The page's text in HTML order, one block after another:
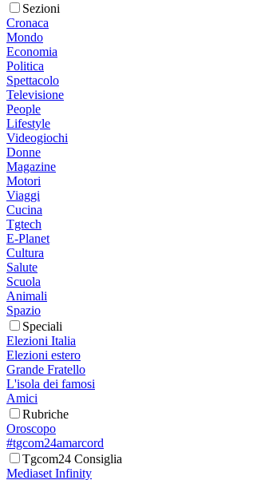
Sezioni
Cronaca
Mondo
Economia
Politica
Spettacolo
Televisione
People
Lifestyle
Videogiochi
Donne
Magazine
Motori
Viaggi
Cucina
Tgtech
E-Planet
Cultura
Salute
Scuola
Animali
Spazio
Speciali
Elezioni Italia
Elezioni estero
Grande Fratello
L'isola dei famosi
Amici
Rubriche
Oroscopo
#tgcom24amarcord
Tgcom24 Consiglia
Mediaset Infinity